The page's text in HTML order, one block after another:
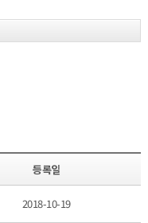
등록일
2018-10-19